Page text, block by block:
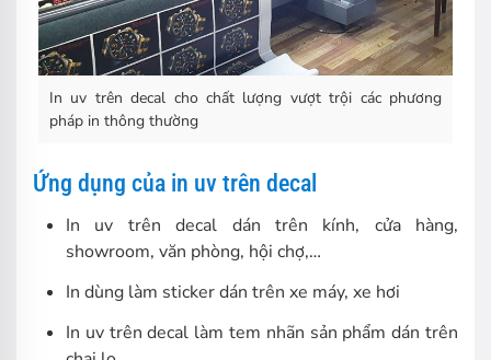
In uv trên decal cho chất lượng vượt trội các phương
pháp in thông thường
Ứng dụng của in uv trên decal
In uv trên decal dán trên kính, cửa hàng,
showroom, văn phòng, hội chợ,…
In dùng làm sticker dán trên xe máy, xe hơi
In uv trên decal làm tem nhãn sản phẩm dán trên